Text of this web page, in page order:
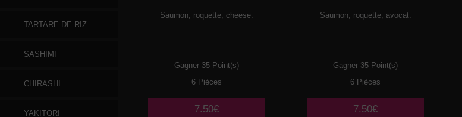
TARTARE DE RIZ
SASHIMI
CHIRASHI
YAKITORI
Saumon, roquette, cheese.
Gagner 35 Point(s)
6 Pièces
7.50€
Saumon, roquette, avocat.
Gagner 35 Point(s)
6 Pièces
7.50€